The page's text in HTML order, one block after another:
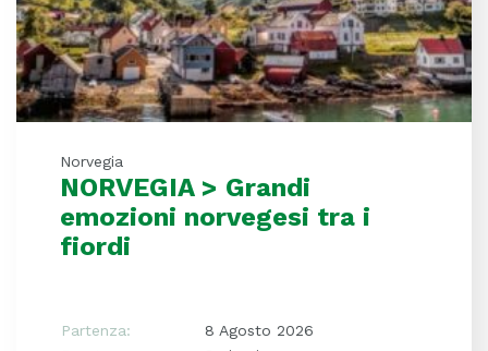
Norvegia
NORVEGIA > Grandi
emozioni norvegesi tra i
fiordi
Partenza:
8 Agosto 2026